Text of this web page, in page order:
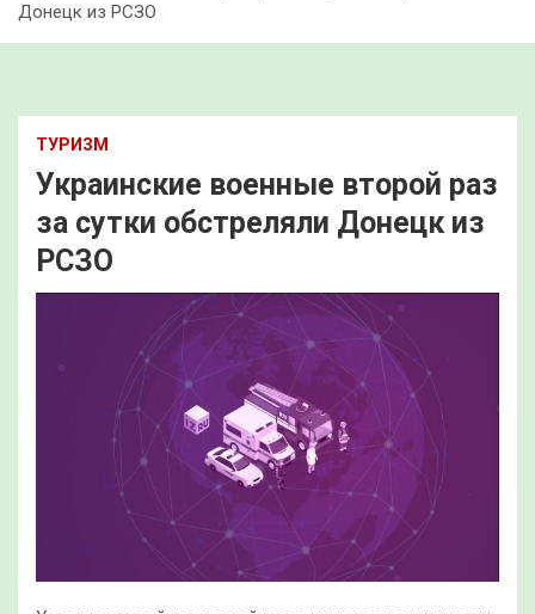
Донецк из РСЗО
ТУРИЗМ
Украинские военные второй раз
за сутки обстреляли Донецк из
РСЗО